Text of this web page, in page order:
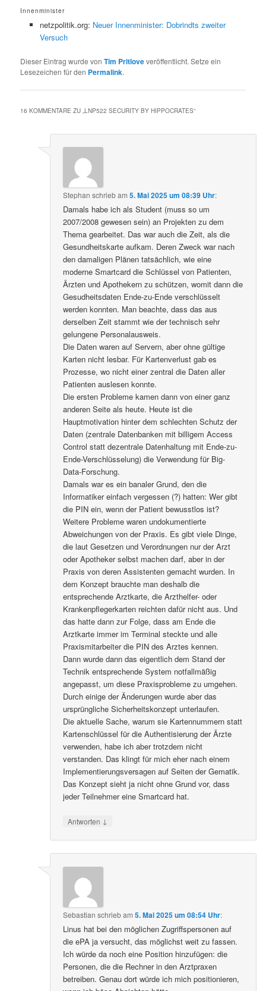
Innenminister
netzpolitik.org: Neuer Innenminister: Dobrindts zweiter
Versuch
Dieser Eintrag wurde vonTim Pritloveveröffentlicht. Setze ein
Lesezeichen für den Permalink.
16 KOMMENTARE ZU „LNP522 SECURITY BY HIPPOCRATES“
Stephan schriebam5. Mai 2025 um 08:39 Uhr:
Damals habe ich als Student (muss so um
2007/2008 gewesen sein) an Projekten zu dem
Thema gearbeitet. Das war auch die Zeit, als die
Gesundheitskarte aufkam. Deren Zweck war nach
den damaligen Plänen tatsächlich, wie eine
moderne Smartcard die Schlüssel von Patienten,
Ärzten und Apothekern zu schützen, womit dann die
Gesudheitsdaten Ende-zu-Ende verschlüsselt
werden konnten. Man beachte, dass das aus
derselben Zeit stammt wie der technisch sehr
gelungene Personalausweis.
Die Daten waren auf Servern, aber ohne gültige
Karten nicht lesbar. Für Kartenverlust gab es
Prozesse, wo nicht einer zentral die Daten aller
Patienten auslesen konnte.
Die ersten Probleme kamen dann von einer ganz
anderen Seite als heute. Heute ist die
Hauptmotivation hinter dem schlechten Schutz der
Daten (zentrale Datenbanken mit billigem Access
Control statt dezentrale Datenhaltung mit Ende-zu-
Ende-Verschlüsselung) die Verwendung für Big-
Data-Forschung.
Damals war es ein banaler Grund, den die
Informatiker einfach vergessen (?) hatten: Wer gibt
die PIN ein, wenn der Patient bewusstlos ist?
Weitere Probleme waren undokumentierte
Abweichungen von der Praxis. Es gibt viele Dinge,
die laut Gesetzen und Verordnungen nur der Arzt
oder Apotheker selbst machen darf, aber in der
Praxis von deren Assistenten gemacht wurden. In
dem Konzept brauchte man deshalb die
entsprechende Arztkarte, die Arzthelfer- oder
Krankenpflegerkarten reichten dafür nicht aus. Und
das hatte dann zur Folge, dass am Ende die
Arztkarte immer im Terminal steckte und alle
Praxismitarbeiter die PIN des Arztes kennen.
Dann wurde dann das eigentlich dem Stand der
Technik entsprechende System notfallmäßig
angepasst, um diese Praxisprobleme zu umgehen.
Durch einige der Änderungen wurde aber das
ursprüngliche Sicherheitskonzept unterlaufen.
Die aktuelle Sache, warum sie Kartennummern statt
Kartenschlüssel für die Authentisierung der Ärzte
verwenden, habe ich aber trotzdem nicht
verstanden. Das klingt für mich eher nach einem
Implementierungsversagen auf Seiten der Gematik.
Das Konzept sieht ja nicht ohne Grund vor, dass
jeder Teilnehmer eine Smartcard hat.
Antworten ↓
Sebastian schriebam5. Mai 2025 um 08:54 Uhr:
Linus hat bei den möglichen Zugriffspersonen auf
die ePA ja versucht, das möglichst weit zu fassen.
Ich würde da noch eine Position hinzufügen: die
Personen, die die Rechner in den Arztpraxen
betreiben. Genau dort würde ich mich positionieren,